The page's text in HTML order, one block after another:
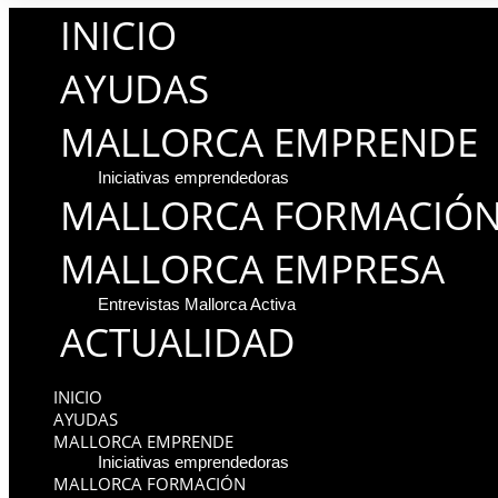
INICIO
AYUDAS
MALLORCA EMPRENDE
Iniciativas emprendedoras
MALLORCA
MALLORCA EMPRESA
Entrevistas Mallorca Activa
ACTUALIDAD
INICIO
AYUDAS
MALLORCA EMPRENDE
Iniciativas emprendedoras
MALLORCA FORMACIÓN